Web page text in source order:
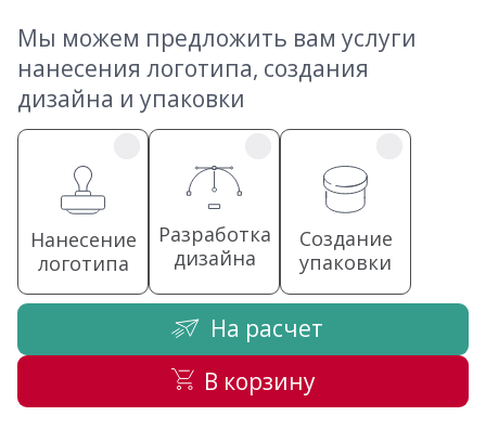
Мы можем предложить вам услуги
нанесения логотипа, создания
дизайна и упаковки
Нанесение
логотипа
Разработка
дизайна
Создание
упаковки
На расчет
В корзину